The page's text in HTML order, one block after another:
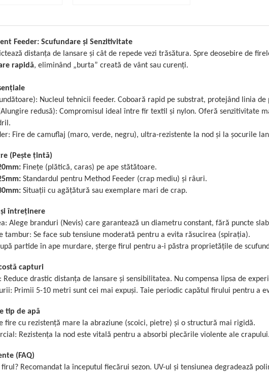
Feeder: Scufundare și Senzitivitate
distanța de lansare și cât de repede vezi trăsătura. Spre deosebire de
rapidă, eliminând „burta” creată de vânt sau curenți.
Nucleul tehnicii feeder. Coboară rapid pe substrat, protejând linia
redusă): Compromisul ideal între fir textil și nylon. Oferă senzitivitate
Fire de camuflaj (maro, verde, negru), ultra-rezistente la nod și la șocurile
(Pește țintă)
Finețe (plătică, caras) pe ape stătătoare.
Standardul pentru Method Feeder (crap mediu) și râuri.
Situații cu agățătură sau exemplare mari de crap.
întreținere
Alege branduri (Nevis) care garantează un diametru constant, fără puncte
tambur: Se face sub tensiune moderată pentru a evita răsucirea (spirația).
partide în ape murdare, șterge firul pentru a-i păstra proprietățile de
capturi
Reduce drastic distanța de lansare și sensibilitatea. Nu compensa lipsa de
Primii 5-10 metri sunt cei mai expuși. Taie periodic capătul firului pentru a
tip de apă
fire cu rezistență mare la abraziune (scoici, pietre) și o structură mai rigidă.
Rezistența la nod este vitală pentru a absorbi plecările violente ale crapului.
(FAQ)
firul? Recomandat la începutul fiecărui sezon. UV-ul și tensiunea degradează